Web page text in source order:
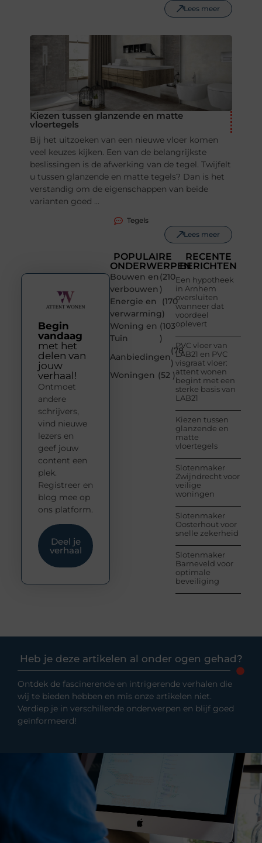
Lees meer
Kiezen tussen glanzende en matte
vloertegels
Bij het uitzoeken van een nieuwe vloer komen
veel keuzes kijken. Een van de belangrijkste
beslissingen is de afwerking van de tegel. Twijfelt
u tussen glanzende en matte tegels? Dan is het
verstandig om de eigenschappen van beide
varianten goed ...
Tegels
Lees meer
POPULAIRE
ONDERWERPEN
Bouwen en
verbouwen
(210
)
Energie en
verwarming
(170
)
Woning en
Tuin
(103
)
Aanbiedingen
(78
)
Woningen (52 )
RECENTE
BERICHTEN
Een hypotheek
in Arnhem
oversluiten
wanneer dat
voordeel
oplevert
PVC vloer van
LAB21 en PVC
visgraat vloer:
attent wonen
begint met een
sterke basis van
LAB21
Kiezen tussen
glanzende en
matte
vloertegels
Slotenmaker
Zwijndrecht voor
veilige
woningen
Slotenmaker
Oosterhout voor
snelle zekerheid
Slotenmaker
Barneveld voor
optimale
beveiliging
Begin
vandaag
met het
delen van
jouw
verhaal!
Ontmoet
andere
schrijvers,
vind nieuwe
lezers en
geef jouw
content een
plek.
Registreer en
blog mee op
ons platform.
Deel je
verhaal
Heb je deze artikelen al onder ogen gehad?
Ontdek de fascinerende en intrigerende verhalen die
wij te bieden hebben en mis onze artikelen niet.
Verdiep je in verschillende onderwerpen en blijf goed
geïnformeerd!